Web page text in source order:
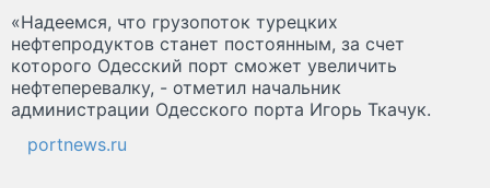
«Надеемся, что грузопоток турецких
нефтепродуктов станет постоянным, за счет
которого Одесский порт сможет увеличить
нефтеперевалку, - отметил начальник
администрации Одесского порта Игорь Ткачук.
portnews.ru